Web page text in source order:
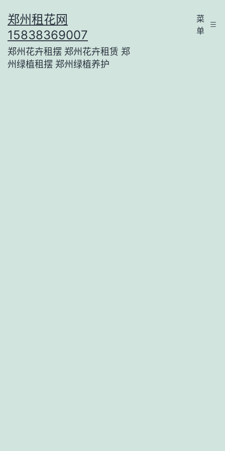
至
内
容
郑州租花网
15838369007
郑州花卉租摆 郑州花卉租赁 郑
州绿植租摆 郑州绿植养护
菜
单